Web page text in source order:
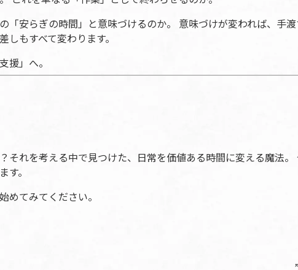
「安らぎの時間」と意味づけるのか。 意味づけが変われば、手
もすべて変わります。
援」へ。
それを考える中で見つけた、日常を価値ある時間に変える魔法。
。
めてみてください。